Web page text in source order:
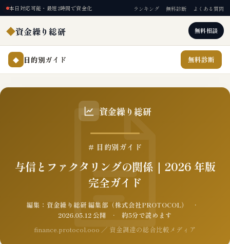
本日対応可能・最短2時間で資金化 ランキング 無料診断 よくある質問
◆資金繰り総研 無料相談
◆ 目的別ガイド 無料診断
資金繰り総研
# 目的別ガイド
与信とファクタリングの関係｜2026 年版
完全ガイド
編集：資金繰り総研 編集部（株式会社PROTOCOL） ·
2026.05.12 公開 · 約5分で読めます
finance.protocol.ooo ／ 資金調達の総合比較メディア